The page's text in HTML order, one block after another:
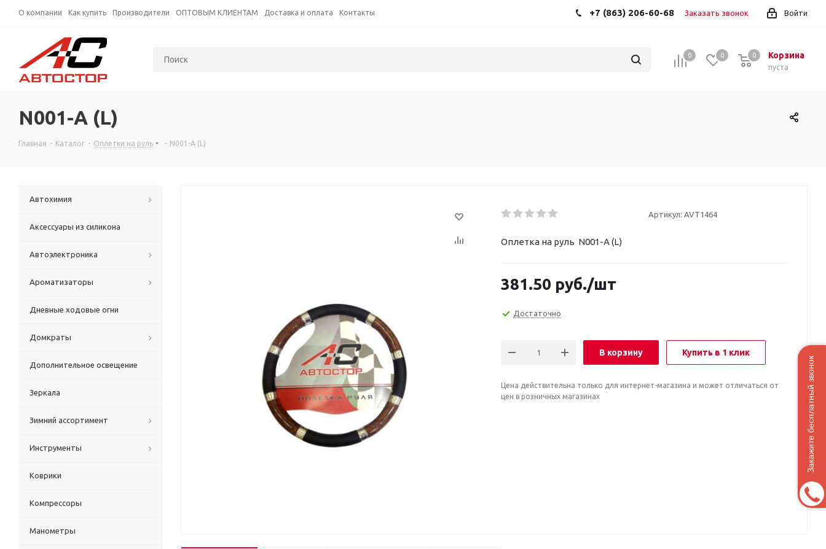
О компании Как купить Производители ОПТОВЫМ КЛИЕНТАМ Доставка и оплата Контакты Войти
+7 (863) 206-60-68 Заказать звонок
0 0 Корзина
пуста
0
N001-A (L)
Главная - Каталог - Оплетки на руль - N001-A (L)
Артикул: AVT1464
Оплетка на руль N001-A (L)
381.50 руб./шт
Достаточно
В корзину Купить в 1 клик
Цена действительна только для интернет-магазина и может отличаться от
цен в розничных магазинах
Автохимия
Аксессуары из силикона
Автоэлектроника
Ароматизаторы
Дневные ходовые огни
Домкраты
Дополнительное освещение
Зеркала
Зимний ассортимент
Инструменты
Коврики
Компрессоры
Манометры
Закажите бесплатный звонок